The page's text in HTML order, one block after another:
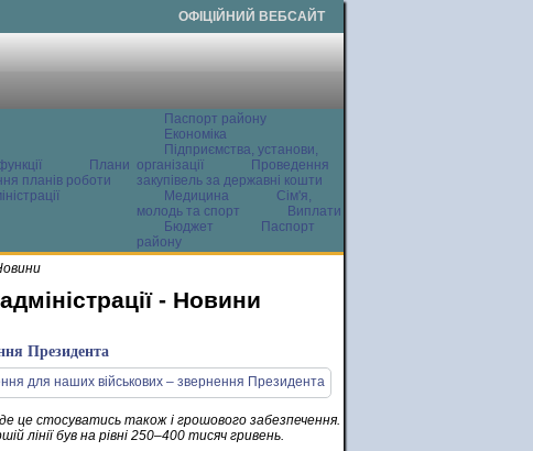
ОФІЦІЙНИЙ ВЕБСАЙТ
Плани
планів роботи
Паспорт району
Економіка
Підприємства, установи,
організації
Проведення
закупівель за державні кошти
Медицина
Сім'я,
молодь та спорт
Виплати
Бюджет
Паспорт
району
- Новини
Президента
це стосуватись також і грошового забезпечення.
лінії був на рівні 250–400 тисяч гривень.